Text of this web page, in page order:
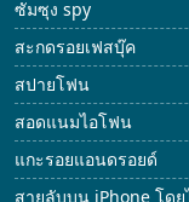
ซัมซุง spy
สะกดรอยเฟสบุ๊ค
สปายโฟน
สอดแนมไอโฟน
แกะรอยแอนดรอยด์
สายลับบน iPhone โดย